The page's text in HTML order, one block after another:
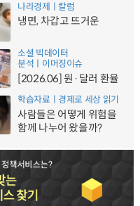
나라경제ㅣ칼럼
냉면, 차갑고 뜨거운
소셜 빅데이터
분석ㅣ이머징이슈
[2026.06] 원·달러 환율
학습자료ㅣ경제로 세상 읽기
사람들은 어떻게 위험을
함께 나누어 왔을까?